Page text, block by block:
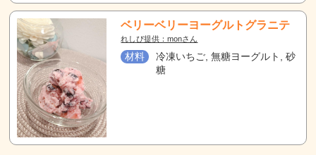
ベリーベリーヨーグルトグラニテ
れしぴ提供：monさん
材料
冷凍いちご, 無糖ヨーグルト, 砂
糖